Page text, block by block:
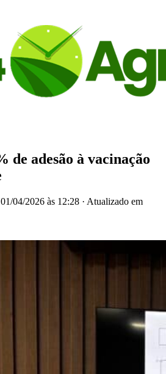
de adesão à vacinação
01/04/2026 às 12:28 · Atualizado em